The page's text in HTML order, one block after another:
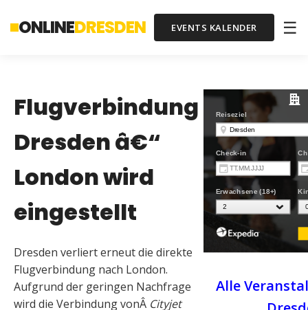
ONLINEDRESDEN EVENTS KALENDER ☰
Flugverbindung
Dresden â€“
London wird
eingestellt
Dresden verliert erneut die direkte
Flugverbindung nach London.
Aufgrund der geringen Nachfrage
wird die Verbindung vonÂ Cityjet
Alle